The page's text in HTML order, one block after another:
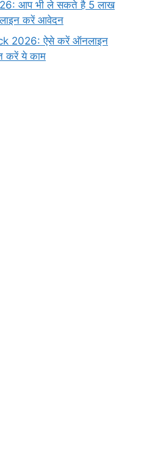
आप भी ले सकते है 5 लाख
करें आवेदन
2026: ऐसे करें ऑनलाइन
करें ये काम